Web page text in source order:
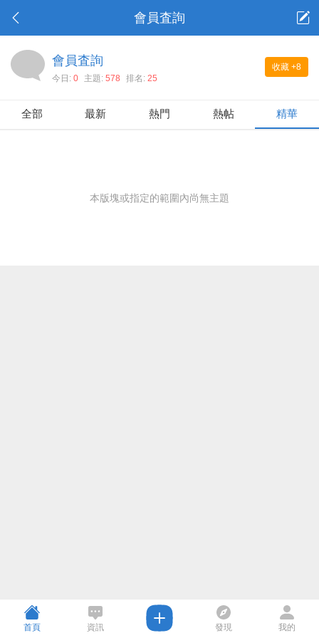
會員査詢
收藏 +8
會員査詢
今日: 0 主題: 578 排名: 25
全部 最新 熱門 熱帖 精華
本版塊或指定的範圍內尚無主題
首頁 資訊 發現 我的